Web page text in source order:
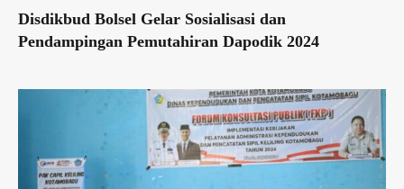
Disdikbud Bolsel Gelar Sosialisasi dan
Pendampingan Pemutahiran Dapodik 2024